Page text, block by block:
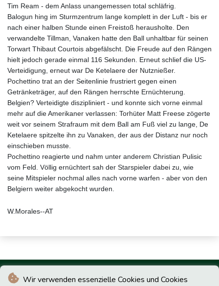
Wir verwenden essenzielle Cookies und Cookies
Tim Ream - dem Anlass unangemessen total schläfrig.
Balogun hing im Sturmzentrum lange komplett in der Luft - bis er
nach einer halben Stunde einen Freistoß herausholte. Den
verwandelte Tillman, Vanaken hatte den Ball unhaltbar für seinen
Torwart Thibaut Courtois abgefälscht. Die Freude auf den Rängen
hielt jedoch gerade einmal 116 Sekunden. Erneut schlief die US-
Verteidigung, erneut war De Ketelaere der Nutznießer.
Pochettino trat an der Seitenlinie frustriert gegen einen
Getränketräger, auf den Rängen herrschte Ernüchterung.
Belgien? Verteidigte diszipliniert - und konnte sich vorne einmal
mehr auf die Amerikaner verlassen: Torhüter Matt Freese zögerte
weit vor seinem Strafraum mit dem Ball am Fuß viel zu lange, De
Ketelaere spitzelte ihn zu Vanaken, der aus der Distanz nur noch
einschieben musste.
Pochettino reagierte und nahm unter anderem Christian Pulisic
vom Feld. Völlig ernüchtert sah der Starspieler dabei zu, wie
seine Mitspieler nochmal alles nach vorne warfen - aber von den
Belgiern weiter abgekocht wurden.
W.Morales--AT